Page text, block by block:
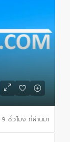
9 ชั่วโมง ที่ผ่านมา